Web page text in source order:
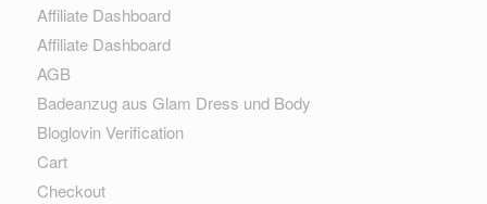
Affiliate Dashboard
Affiliate Dashboard
AGB
Badeanzug aus Glam Dress und Body
Bloglovin Verification
Cart
Checkout